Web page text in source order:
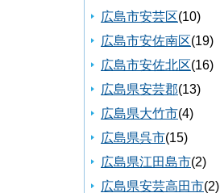
広島市安芸区(10)
広島市安佐南区(19)
広島市安佐北区(16)
広島県安芸郡(13)
広島県大竹市(4)
広島県呉市(15)
広島県江田島市(2)
広島県安芸高田市(2)